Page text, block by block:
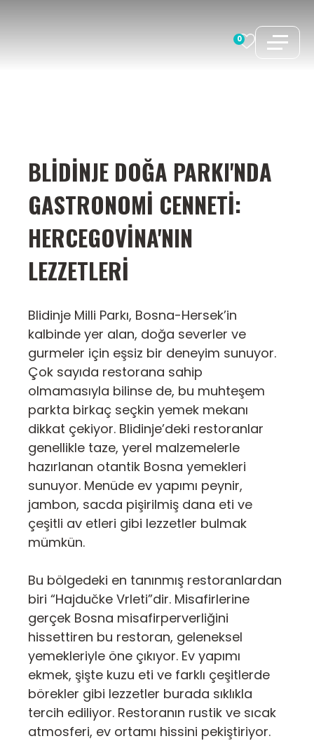
0
BLIDINJE DOĞA PARKI'NDA
GASTRONOMI CENNETI:
HERCEGOVINA'NIN
LEZZETLERI
Blidinje Milli Parkı, Bosna-Hersek’in
kalbinde yer alan, doğa severler ve
gurmeler için eşsiz bir deneyim sunuyor.
Çok sayıda restorana sahip
olmamasıyla bilinse de, bu muhteşem
parkta birkaç seçkin yemek mekanı
dikkat çekiyor. Blidinje’deki restoranlar
genellikle taze, yerel malzemelerle
hazırlanan otantik Bosna yemekleri
sunuyor. Menüde ev yapımı peynir,
jambon, sacda pişirilmiş dana eti ve
çeşitli av etleri gibi lezzetler bulmak
mümkün.
Bu bölgedeki en tanınmış restoranlardan
biri “Hajdučke Vrleti”dir. Misafirlerine
gerçek Bosna misafirperverliğini
hissettiren bu restoran, geleneksel
yemekleriyle öne çıkıyor. Ev yapımı
ekmek, şişte kuzu eti ve farklı çeşitlerde
börekler gibi lezzetler burada sıklıkla
tercih ediliyor. Restoranın rustik ve sıcak
atmosferi, ev ortamı hissini pekiştiriyor.